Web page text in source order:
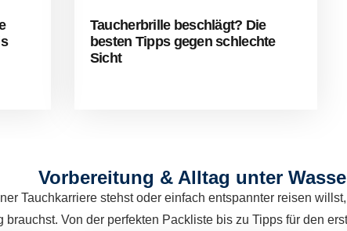
Taucherbrille beschlägt? Die
besten Tipps gegen schlechte
Sicht
Vorbereitung & Alltag unter
Tauchkarriere stehst oder einfach entspannter reisen
brauchst. Von der perfekten Packliste bis zu Tipps für den